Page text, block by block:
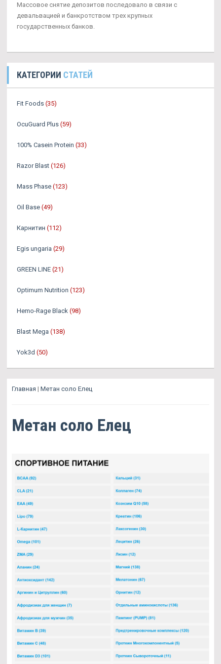
Массовое снятие депозитов последовало в связи с
девальвацией и банкротством трех крупных
государственных банков.
КАТЕГОРИИ СТАТЕЙ
Fit Foods (35)
OcuGuard Plus (59)
100% Casein Protein (33)
Razor Blast (126)
Mass Phase (123)
Oil Base (49)
Карнитин (112)
Egis ungaria (29)
GREEN LINE (21)
Optimum Nutrition (123)
Hemo-Rage Black (98)
Blast Mega (138)
Yok3d (50)
Главная | Метан соло Елец
Метан соло Елец